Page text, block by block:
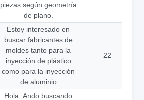
piezas según geometría
de plano.
Estoy interesado en
buscar fabricantes de
moldes tanto para la
inyección de plástico
como para la inyección
de aluminio
22
Hola. Ando buscando